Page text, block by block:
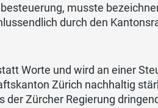
musste
durch den
Worte und wird an einer
Zürich nachhaltig
Zürcher Regierung